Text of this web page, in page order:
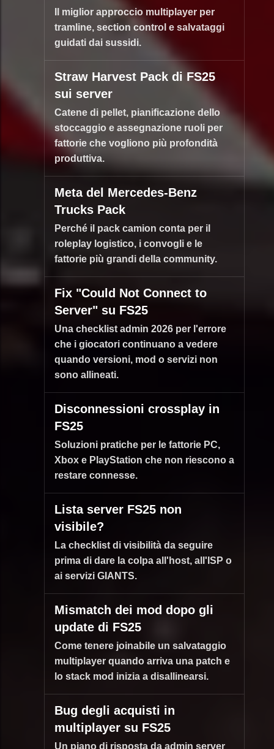
Il miglior approccio multiplayer per
tramline, section control e salvataggi
guidati dai sussidi.
Straw Harvest Pack di FS25
sui server
Catene di pellet, pianificazione dello
stoccaggio e assegnazione ruoli per
fattorie che vogliono più profondità
produttiva.
Meta del Mercedes-Benz
Trucks Pack
Perché il pack camion conta per il
roleplay logistico, i convogli e le
fattorie più grandi della community.
Fix "Could Not Connect to
Server" su FS25
Una checklist admin 2026 per l'errore
che i giocatori continuano a vedere
quando versioni, mod o servizi non
sono allineati.
Disconnessioni crossplay in
FS25
Soluzioni pratiche per le fattorie PC,
Xbox e PlayStation che non riescono a
restare connesse.
Lista server FS25 non
visibile?
La checklist di visibilità da seguire
prima di dare la colpa all'host, all'ISP o
ai servizi GIANTS.
Mismatch dei mod dopo gli
update di FS25
Come tenere joinabile un salvataggio
multiplayer quando arriva una patch e
lo stack mod inizia a disallinearsi.
Bug degli acquisti in
multiplayer su FS25
Un piano di risposta da admin server